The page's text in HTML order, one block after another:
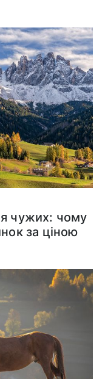
чужих: чому
за ціною